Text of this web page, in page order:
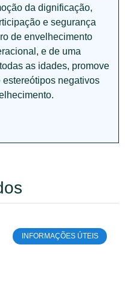
da dignificação,
e segurança
de envelhecimento
e de uma
as idades, promove
negativos
INFORMAÇÕES ÚTEIS